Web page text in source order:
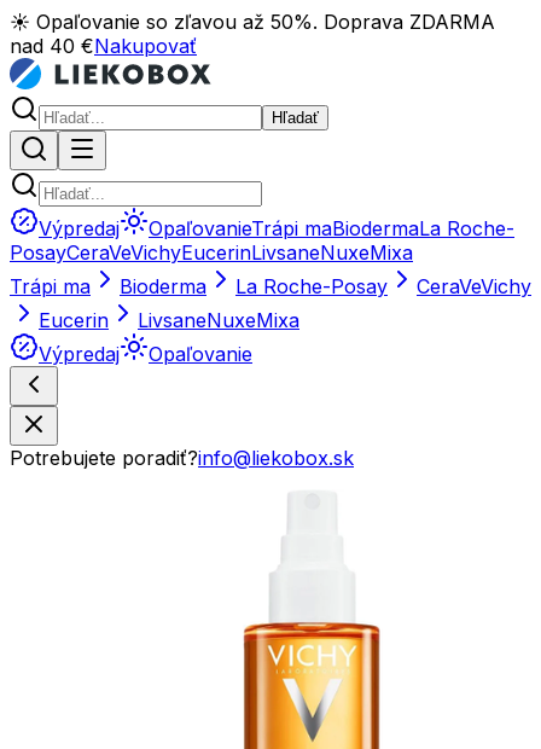
☀️ Opaľovanie so zľavou až 50%. Doprava ZDARMA
nad 40 €Nakupovať
Hľadať
Výpredaj OpaľovanieTrápi maBiodermaLa Roche-
PosayCeraVeVichyEucerinLivsaneNuxeMixa
Trápi ma
Bioderma La Roche-Posay CeraVeVichy
Eucerin
LivsaneNuxeMixa
Výpredaj
Opaľovanie
Potrebujete poradiť?info@liekobox.sk